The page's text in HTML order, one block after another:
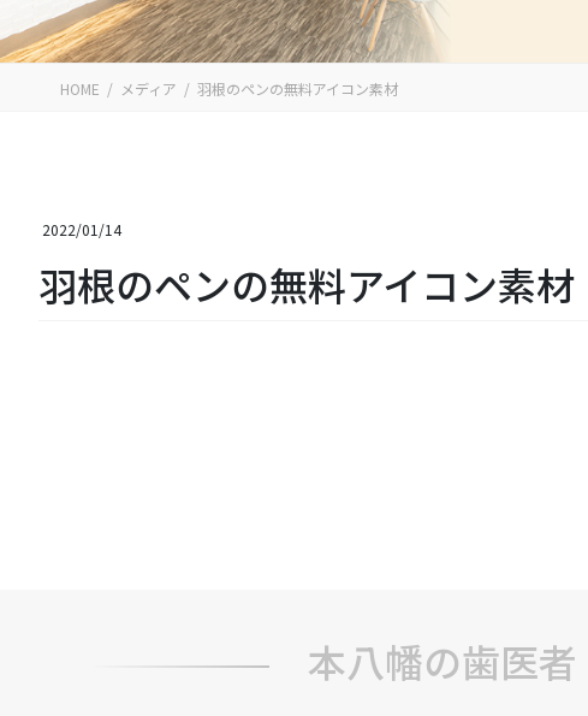
HOME メディア 羽根のペンの無料アイコン素材
2022/01/14
羽根のペンの無料アイコン素材
本八幡の歯医